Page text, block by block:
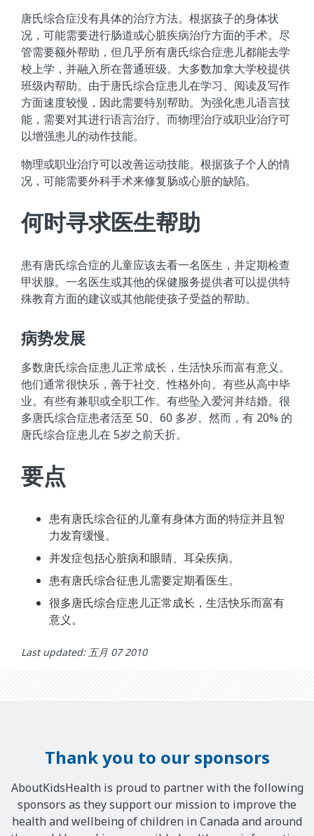
唐氏综合症没有具体的治疗方法。根据孩子的身体状
况，可能需要进行肠道或心脏疾病治疗方面的手术。尽
管需要额外帮助，但几乎所有唐氏综合症患儿都能去学
校上学，并融入所在普通班级。大多数加拿大学校提供
班级内帮助。由于唐氏综合症患儿在学习、阅读及写作
方面速度较慢，因此需要特别帮助。为强化患儿语言技
能，需要对其进行语言治疗。而物理治疗或职业治疗可
以增强患儿的动作技能。
物理或职业治疗可以改善运动技能。根据孩子个人的情
况，可能需要外科手术来修复肠或心脏的缺陷。
何时寻求医生帮助
患有唐氏综合症的儿童应该去看一名医生，并定期检查
甲状腺。一名医生或其他的保健服务提供者可以提供特
殊教育方面的建议或其他能使孩子受益的帮助。
病势发展
多数唐氏综合症患儿正常成长，生活快乐而富有意义。
他们通常很快乐，善于社交、性格外向。有些从高中毕
业。有些有兼职或全职工作。有些坠入爱河并结婚。很
多唐氏综合症患者活至 50、60 多岁。然而，有 20% 的
唐氏综合症患儿在 5岁之前夭折。
要点
患有唐氏综合征的儿童有身体方面的特症并且智
力发育缓慢。
并发症包括心脏病和眼睛、耳朵疾病。
患有唐氏综合征患儿需要定期看医生。
很多唐氏综合症患儿正常成长，生活快乐而富有
意义。
Last updated: 五月 07 2010
Thank you to our sponsors
AboutKidsHealth is proud to partner with the following
sponsors as they support our mission to improve the
health and wellbeing of children in Canada and around